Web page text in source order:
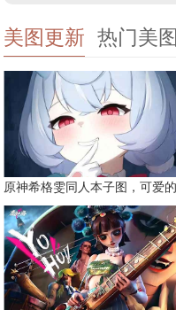
美图更新 热门美图